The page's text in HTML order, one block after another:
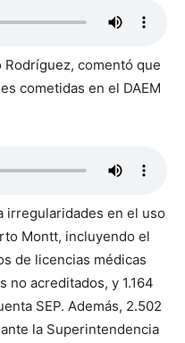
Rodríguez, comentó que
cometidas en el DAEM
irregularidades en el uso
Montt, incluyendo el
de licencias médicas
no acreditados, y 1.164
SEP. Además, 2.502
la Superintendencia